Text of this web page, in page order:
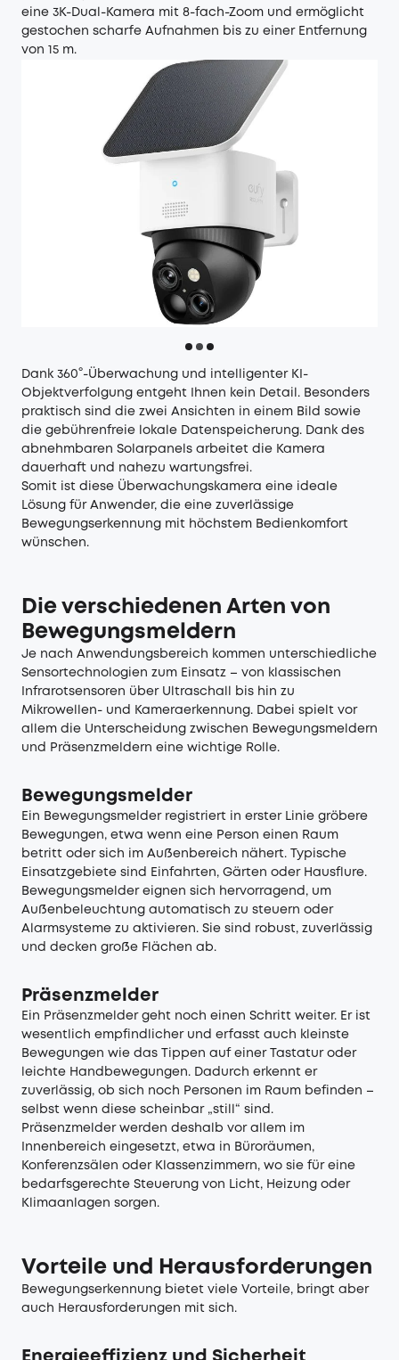
eine 3K-Dual-Kamera mit 8-fach-Zoom und ermöglicht
gestochen scharfe Aufnahmen bis zu einer Entfernung
von 15 m.
Dank 360°-Überwachung und intelligenter KI-
Objektverfolgung entgeht Ihnen kein Detail. Besonders
praktisch sind die zwei Ansichten in einem Bild sowie
die gebührenfreie lokale Datenspeicherung. Dank des
abnehmbaren Solarpanels arbeitet die Kamera
dauerhaft und nahezu wartungsfrei.
Somit ist diese Überwachungskamera eine ideale
Lösung für Anwender, die eine zuverlässige
Bewegungserkennung mit höchstem Bedienkomfort
wünschen.
Die verschiedenen Arten von
Bewegungsmeldern
Je nach Anwendungsbereich kommen unterschiedliche
Sensortechnologien zum Einsatz – von klassischen
Infrarotsensoren über Ultraschall bis hin zu
Mikrowellen- und Kameraerkennung. Dabei spielt vor
allem die Unterscheidung zwischen Bewegungsmeldern
und Präsenzmeldern eine wichtige Rolle.
Bewegungsmelder
Ein Bewegungsmelder registriert in erster Linie gröbere
Bewegungen, etwa wenn eine Person einen Raum
betritt oder sich im Außenbereich nähert. Typische
Einsatzgebiete sind Einfahrten, Gärten oder Hausflure.
Bewegungsmelder eignen sich hervorragend, um
Außenbeleuchtung automatisch zu steuern oder
Alarmsysteme zu aktivieren. Sie sind robust, zuverlässig
und decken große Flächen ab.
Präsenzmelder
Ein Präsenzmelder geht noch einen Schritt weiter. Er ist
wesentlich empfindlicher und erfasst auch kleinste
Bewegungen wie das Tippen auf einer Tastatur oder
leichte Handbewegungen. Dadurch erkennt er
zuverlässig, ob sich noch Personen im Raum befinden –
selbst wenn diese scheinbar „still“ sind.
Präsenzmelder werden deshalb vor allem im
Innenbereich eingesetzt, etwa in Büroräumen,
Konferenzsälen oder Klassenzimmern, wo sie für eine
bedarfsgerechte Steuerung von Licht, Heizung oder
Klimaanlagen sorgen.
Vorteile und Herausforderungen
Bewegungserkennung bietet viele Vorteile, bringt aber
auch Herausforderungen mit sich.